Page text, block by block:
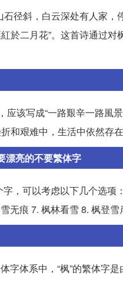
径斜，白云深处有人家，
於二月花”。这首诗通过
该写成“一路艱辛一路風
艰难中，生活中依然存
漂亮的不要繁体字
字，可以考虑以下几个选
痕 7. 枫林看雪 8. 枫登雪
体系中，“枫”的繁体字